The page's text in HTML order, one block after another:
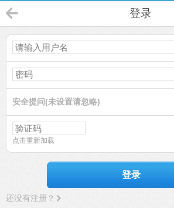
登录
安全提问(未设置请忽略)
点击重新加载
登录
还没有注册？